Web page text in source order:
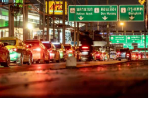
LINE EMAIL